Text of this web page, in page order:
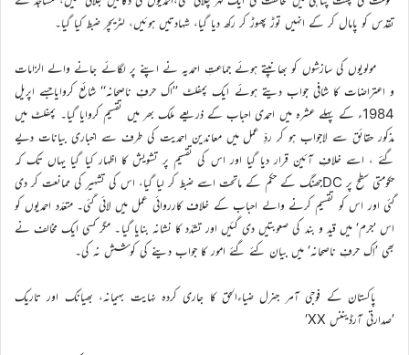
تقدّس کو پامال کر کے انہیں توڑ پھوڑ کر رکھ دیا گیا، شہادتیں ہوئیں، لٹریچر ضبط کیا گیا۔
مولویوں کی سازشوں کو بھانپتے ہوئے جماعتِ احمدیہ نے اپنے پر لگائے جانے والے الزامات
و اعتراضات کا شافی جواب دیتے ہوئے ایک پمفلٹ ’’اک حرفِ ناصحانہ‘‘ شائع کروایاجسے اپریل
1984ء کے پہلے عشرہ میں احمدی احباب کے ذریعے ملک بھر میں تقسیم کروایا گیا۔ پمفلٹ میں
مذکور حقائق سے لاجواب ہو کر ردِّ عمل میں معاندین احمدیت کی طرف سے اخباری بیانات دیے
گئے ، اسے خلافِ آئین قرار دیا گیا اور اس کی تقسیم پر تشویش کا اظہار کیا گیا یہاں تک کہ
حکومتی سطح پر DCجھنگ کے حکم کے ماتحت اسے ضبط کر لیا گیا، اس کی تشہیر کی ممانعت کر دی
گئی اور اس کو تقسیم کرنے والے احباب کے خلاف کارروائی عمل میں لائی گئی۔ متعدّد احمدیوں کو
اس ’جرم‘ میں قید و بند کی صعوبتیں دی گئیں اور تشدّد کا نشانہ بنایا گیا۔ مگر کسی ایک مخالف نے
بھی ’اِک حرفِ ناصحانہ‘ میں بیان کئے گئے امور کا جواب دینے کی کوشش نہ کی۔
پاکستان کے فوجی آمر جنرل ضیاءالحق کا جاری کردہ نہایت بہیمانہ، بھیانک اور تاریک
’صدارتی آرڈیننس XX‘